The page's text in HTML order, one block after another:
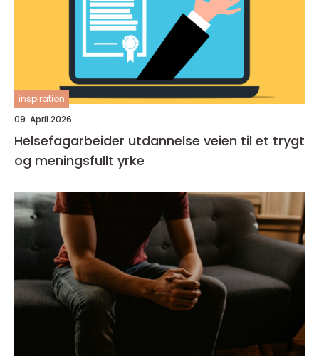
inspiration
09. April 2026
Helsefagarbeider utdannelse veien til et trygt
og meningsfullt yrke